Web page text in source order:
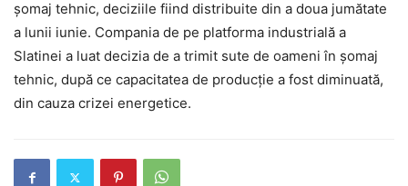
șomaj tehnic, deciziile fiind distribuite din a doua jumătate
a lunii iunie. Compania de pe platforma industrială a
Slatinei a luat decizia de a trimit sute de oameni în șomaj
tehnic, după ce capacitatea de producție a fost diminuată,
din cauza crizei energetice.